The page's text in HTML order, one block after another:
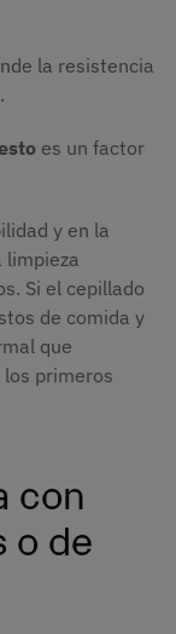
la resistencia
es un factor
y en la
limpieza
Si el cepillado
de comida y
que
primeros
con
o de